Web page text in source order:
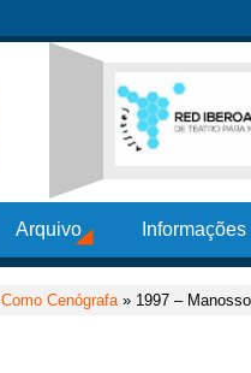
Arquivo
Como Cenógrafa» 1997 –